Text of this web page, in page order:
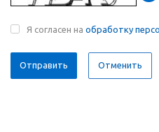
Я согласен на обработку
Отменить